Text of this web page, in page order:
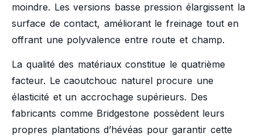
moindre. Les versions basse pression élargissent la
surface de contact, améliorant le freinage tout en
offrant une polyvalence entre route et champ.
La qualité des matériaux constitue le quatrième
facteur. Le caoutchouc naturel procure une
élasticité et un accrochage supérieurs. Des
fabricants comme Bridgestone possèdent leurs
propres plantations d’hévéas pour garantir cette